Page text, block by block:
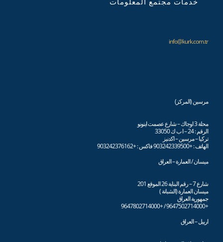
info@kurk.com.tr
مرسين (المركز)
محلة 3 اوجاك – شارع عصمت اينونو
الرقم : 24 – ا ب ك 33050
تركيا – مرسين – اكدنيز
الهاتف : +903242339500 فاكس : +903242376162
ميسان / العمارة – العراق
شارع 7 – رقم البناية 26 الموقع 201
ميسان العمارة (الشبانة )
جمهورية العراق
+9647502714000 / +9647802714000
اربيل – العراق